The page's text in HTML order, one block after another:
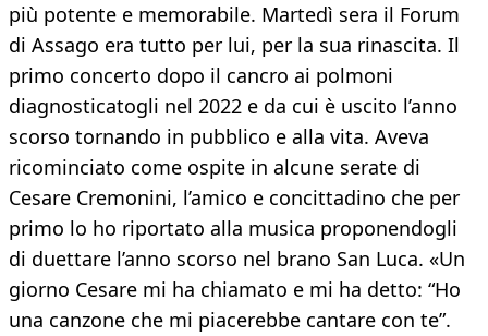
più potente e memorabile. Martedì sera il Forum
di Assago era tutto per lui, per la sua rinascita. Il
primo concerto dopo il cancro ai polmoni
diagnosticatogli nel 2022 e da cui è uscito l’anno
scorso tornando in pubblico e alla vita. Aveva
ricominciato come ospite in alcune serate di
Cesare Cremonini, l’amico e concittadino che per
primo lo ho riportato alla musica proponendogli
di duettare l’anno scorso nel brano San Luca. «Un
giorno Cesare mi ha chiamato e mi ha detto: “Ho
una canzone che mi piacerebbe cantare con te”.